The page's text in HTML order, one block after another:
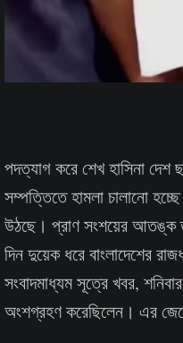
পদত্যাগ করে শেখ হাসিনা দেশ
সম্পত্তিতে হামলা চালানো
উঠছে। প্রাণ সংশয়ের আতঙ্ক
দিন দুয়েক ধরে বাংলাদেশের
সংবাদমাধ্যম সূত্রে খবর,
অংশগ্রহণ করেছিলেন। এর